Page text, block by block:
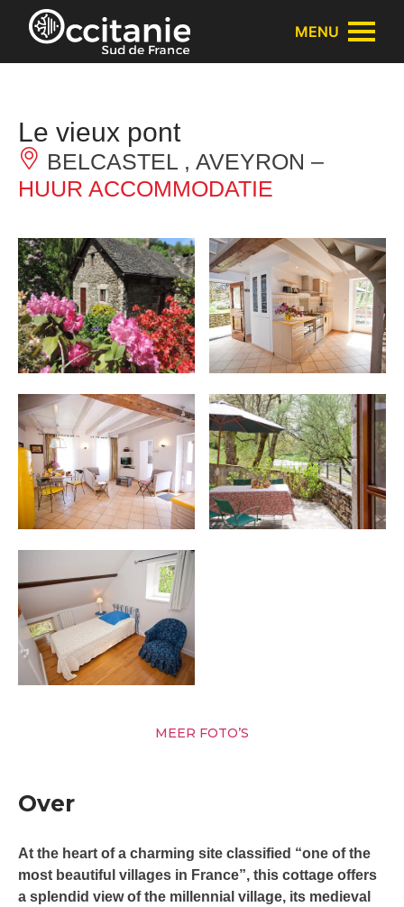
Cookies beheer paneel
MENU
Le vieux pont
BELCASTEL , AVEYRON –
HUUR ACCOMMODATIE
MEER FOTO’S
Over
At the heart of a charming site classified “one of the
most beautiful villages in France”, this cottage offers
a splendid view of the millennial village, its medieval